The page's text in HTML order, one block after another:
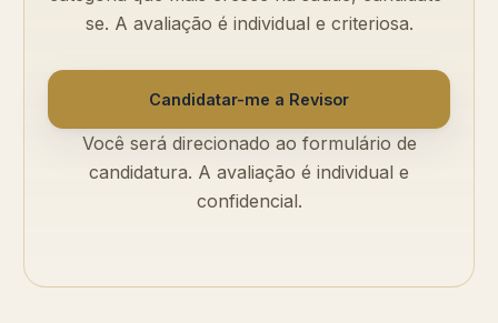
se. A avaliação é individual e criteriosa.
Candidatar-me a Revisor
Você será direcionado ao formulário de
candidatura. A avaliação é individual e
confidencial.